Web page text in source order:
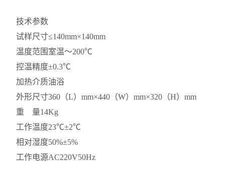
技术参数
试样尺寸≤140mm×140mm
温度范围 室温～200℃
控温精度±0.3℃
加热介质油浴
外形尺寸360（L）mm×440（W）mm×320（H）mm
重 量14Kg
工作温度23℃±2℃
相对湿度50%±5%
工作电源AC220V50Hz